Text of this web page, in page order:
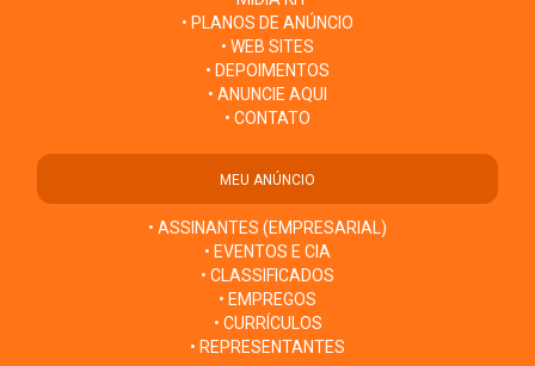
• PLANOS DE ANÚNCIO
• WEB SITES
• DEPOIMENTOS
• ANUNCIE AQUI
• CONTATO
MEU ANÚNCIO
• ASSINANTES (EMPRESARIAL)
• EVENTOS E CIA
• CLASSIFICADOS
• EMPREGOS
• CURRÍCULOS
• REPRESENTANTES